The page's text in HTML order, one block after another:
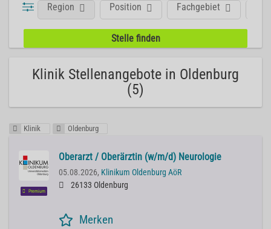
Position Fachgebiet
Region
Klinik Stellenangebote in Oldenburg
(5)
Klinik Oldenburg
Premium
Oberarzt / Oberärztin (w/m/d) Neurologie
05.08.2026, Klinikum Oldenburg AöR
26133 Oldenburg
Merken